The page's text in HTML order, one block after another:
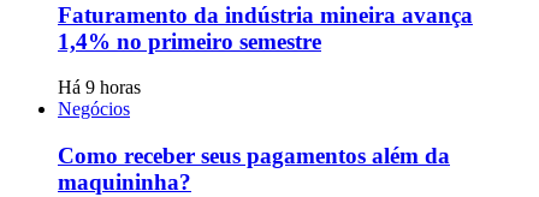
Faturamento da indústria mineira avança
1,4% no primeiro semestre
Há 9 horas
Negócios
Como receber seus pagamentos além da
maquininha?